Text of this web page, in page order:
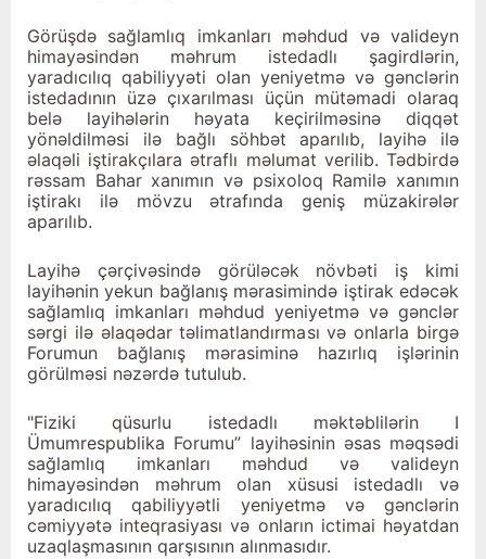
Görüşdə sağlamlıq imkanları məhdud və valideyn
himayəsindən məhrum istedadlı şagirdlərin,
yaradıcılıq qabiliyyəti olan yeniyetmə və gənclərin
istedadının üzə çıxarılması üçün mütəmadi olaraq
belə layihələrin həyata keçirilməsinə diqqət
yönəldilməsi ilə bağlı söhbət aparılıb, layihə ilə
əlaqəli iştirakçılara ətraflı məlumat verilib. Tədbirdə
rəssam Bahar xanımın və psixoloq Ramilə xanımın
iştirakı ilə mövzu ətrafında geniş müzakirələr
aparılıb.
Layihə çərçivəsində görüləcək növbəti iş kimi
layihənin yekun bağlanış mərasimində iştirak edəcək
sağlamlıq imkanları məhdud yeniyetmə və gənclər
sərgi ilə əlaqədar təlimatlandırması və onlarla birgə
Forumun bağlanış mərasiminə hazırlıq işlərinin
görülməsi nəzərdə tutulub.
"Fiziki qüsurlu istedadlı məktəblilərin I
Ümumrespublika Forumu” layihəsinin əsas məqsədi
sağlamlıq imkanları məhdud və valideyn
himayəsindən məhrum olan xüsusi istedadlı və
yaradıcılıq qabiliyyətli yeniyetmə və gənclərin
cəmiyyətə inteqrasiyası və onların ictimai həyatdan
uzaqlaşmasının qarşısının alınmasıdır.